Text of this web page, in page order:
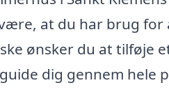
at du har brug
ønsker du at tilføje
dig gennem hele